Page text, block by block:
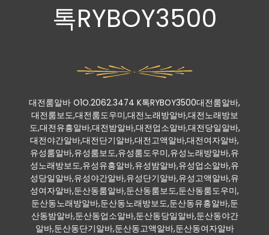
톡RYBOY3500
대전룸알바 O1O.2062.3474 K톡RYBOY3500대전룸알바,
대전룸보도,대전룸도우미,대전노래방알바,대전노래방보
도,대전유흥알바,대전밤알바,대전업소알바,대전당일알바,
대전야간알바,대전단기알바,대전고액알바,대전여자알바,
유성룸알바,유성룸보도,유성룸도우미,유성노래방알바,유
성노래방보도,유성유흥알바,유성밤알바,유성업소알바,유
성당일알바,유성야간알바,유성단기알바,유성고액알바,유
성여자알바,둔산동룸알바,둔산동룸보도,둔산동룸도우미,
둔산동노래방알바,둔산동노래방보도,둔산동유흥알바,둔
산동밤알바,둔산동업소알바,둔산동당일알바,둔산동야간
알바,둔산동단기알바,둔산동고액알바,둔산동여자알바